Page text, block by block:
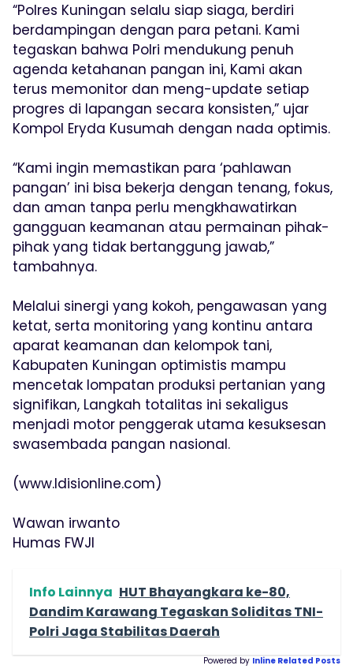
“Polres Kuningan selalu siap siaga, berdiri
berdampingan dengan para petani. Kami
tegaskan bahwa Polri mendukung penuh
agenda ketahanan pangan ini, Kami akan
terus memonitor dan meng-update setiap
progres di lapangan secara konsisten,” ujar
Kompol Eryda Kusumah dengan nada optimis.
“Kami ingin memastikan para ‘pahlawan
pangan’ ini bisa bekerja dengan tenang, fokus,
dan aman tanpa perlu mengkhawatirkan
gangguan keamanan atau permainan pihak-
pihak yang tidak bertanggung jawab,”
tambahnya.
Melalui sinergi yang kokoh, pengawasan yang
ketat, serta monitoring yang kontinu antara
aparat keamanan dan kelompok tani,
Kabupaten Kuningan optimistis mampu
mencetak lompatan produksi pertanian yang
signifikan, Langkah totalitas ini sekaligus
menjadi motor penggerak utama kesuksesan
swasembada pangan nasional.
(www.Idisionline.com)
Wawan irwanto
Humas FWJI
Info Lainnya HUT Bhayangkara ke-80,
Dandim Karawang Tegaskan Soliditas TNI-
Polri Jaga Stabilitas Daerah
Powered by Inline Related Posts